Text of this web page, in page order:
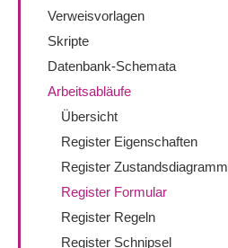
Verweisvorlagen
Skripte
Datenbank-Schemata
Arbeitsabläufe
Übersicht
Register Eigenschaften
Register Zustandsdiagramm
Register Formular
Register Regeln
Register Schnipsel